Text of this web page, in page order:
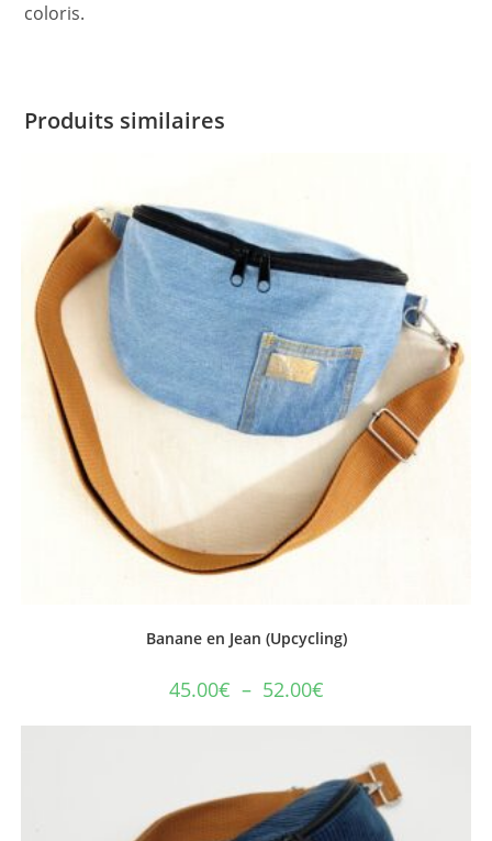
coloris.
Produits similaires
Banane en Jean (Upcycling)
45.00€ – 52.00€Plage
de
52.00€
variations.
Les
options
peuvent